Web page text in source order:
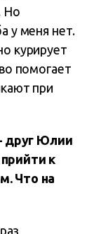
Но
у меня нет.
курирует
помогает
при
друг Юлии
к
Что на